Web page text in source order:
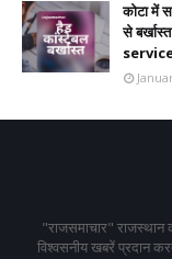
कोटा में
से
"राजसमाचार" राजस्थान
विश्वसनीय खबरें प्रदान